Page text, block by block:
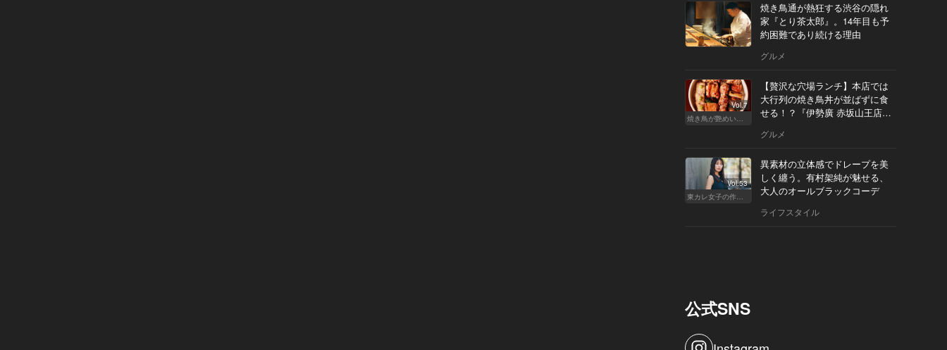
焼き鳥通が熱狂する渋谷の隠れ
家『とり茶太郎』。14年目も予
約困難であり続ける理由
グルメ
Vol.7
焼き鳥が艶めいてきた
【贅沢な穴場ランチ】本店では
大行列の焼き鳥丼が並ばずに食
せる！？『伊勢廣 赤坂山王店』
グルメ
Vol.53
東カレ女子の作り方
異素材の立体感でドレープを美
しく纏う。有村架純が魅せる、
大人のオールブラックコーデ
ライフスタイル
公式SNS